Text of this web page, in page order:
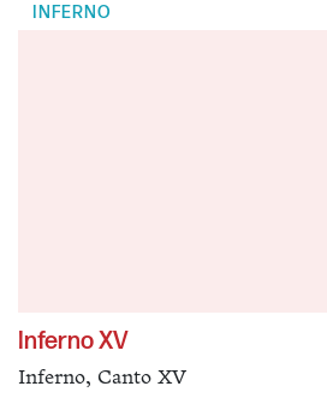
INFERNO
Inferno XV
Inferno, Canto XV